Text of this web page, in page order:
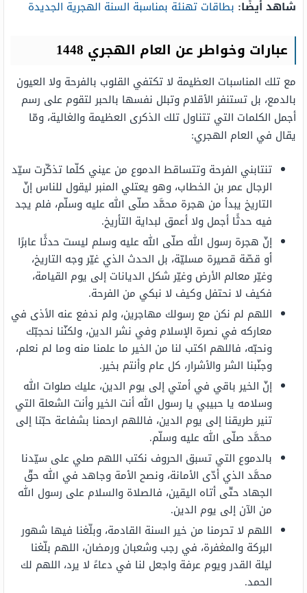
شاهد أيضًا: بطاقات تهنئة بمناسبة السنة الهجرية الجديدة
عبارات وخواطر عن العام الهجري 1448
مع تلك المناسبات العظيمة لا تكتفي القلوب بالفرحة ولا العيون
بالدمع، بل تستنفر الأقلام وتبلل نفسها بالحبر لتقوم على رسم
أجمل الكلمات التي تتناول تلك الذكرى العظيمة والغالية، ومّا
يقال في العام الهجري:
تنتابني الفرحة وتتساقط الدموع من عيني كلّما تذكّرت سيّد
الرجال عمر بن الخطاب، وهو يعتلي المنبر ليقول للناس إنّ
التاريخ يبدأ من هجرة محمَّد صلّى الله عليه وسلّم، فلم يجد
فيه حدثًا أجمل ولا أعمق لبداية التأريخ.
إنّ هجرة رسول الله صلّى الله عليه وسلم ليست حدثًا عابرًا
أو قصّة قصيرة مسليّة، بل الحدث الذي غيّر وجه التاريخ،
وغيّر معالم الأرض وغيّر شكل الديانات إلى يوم القيامة،
فكيف لا نحتفل وكيف لا نبكي من الفرحة.
اللهم لم نكن مع رسولك مهاجرين، ولم ندفع عنه الأذى في
معاركه في نصرة الإسلام وفي نشر الدين، ولكنّنا نحجبّك
ونحبّه، فاللهم اكتب لنا من الخير ما علمنا منه وما لم نعلم،
وجنّبنا الشر والأشرار، كل عام وأنتم بخير.
إنّ الخير باقي في أمتي إلى يوم الدين، عليك صلوات الله
وسلامه يا حبيبي يا رسول الله أنت الخير وأنت الشعلة التي
تنير طريقنا إلى يوم الدين، فاللهم ارحمنا بشفاعة حبّنا إلى
محمَّد صلّى الله عليه وسلّم.
بالدموع التي تسبق الحروف نكتب اللهم صلي على سيّدنا
محمَّد الذي أدّى الأمانة، ونصح الأمة وجاهد في الله حقّ
الجهاد حتّى أتاه اليقين، فالصلاة والسلام على رسول الله
من الآن إلى يوم الدين.
اللهم لا تحرمنا من خير السنة القادمة، وبلّغنا فيها شهور
البركة والمغفرة، في رجب وشعبان ورمضان، اللهم بلّغنا
ليلة القدر ويوم عرفة واجعل لنا في دعاءً لا يرد، اللهم لك
الحمد.